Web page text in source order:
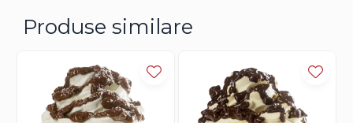
Produse similare